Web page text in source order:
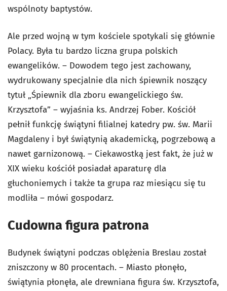
wspólnoty baptystów.
Ale przed wojną w tym kościele spotykali się głównie
Polacy. Była tu bardzo liczna grupa polskich
ewangelików. – Dowodem tego jest zachowany,
wydrukowany specjalnie dla nich śpiewnik noszący
tytuł „Śpiewnik dla zboru ewangelickiego św.
Krzysztofa” – wyjaśnia ks. Andrzej Fober. Kościół
pełnił funkcję świątyni filialnej katedry pw. św. Marii
Magdaleny i był świątynią akademicką, pogrzebową a
nawet garnizonową. – Ciekawostką jest fakt, że już w
XIX wieku kościół posiadał aparaturę dla
głuchoniemych i także ta grupa raz miesiącu się tu
modliła – mówi gospodarz.
Cudowna figura patrona
Budynek świątyni podczas oblężenia Breslau został
zniszczony w 80 procentach. – Miasto płonęło,
świątynia płonęła, ale drewniana figura św. Krzysztofa,